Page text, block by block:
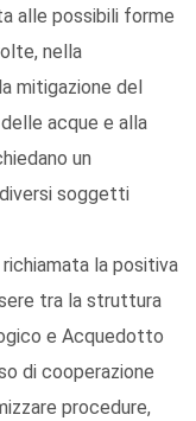
alle possibili forme
nella
mitigazione del
acque e alla
un
soggetti
la positiva
tra la struttura
e Acquedotto
di cooperazione
procedure,